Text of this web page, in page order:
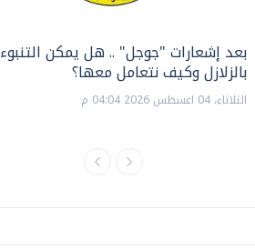
بعد إشعارات "جوجل" .. هل يمكن التنبوء
بالزلازل وكيف نتعامل معها؟
الثلاثاء، 04 اغسطس 2026 04:04 م